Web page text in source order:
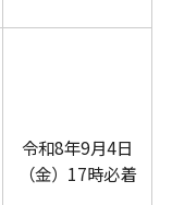
令和8年9月4日
（金）17時必着